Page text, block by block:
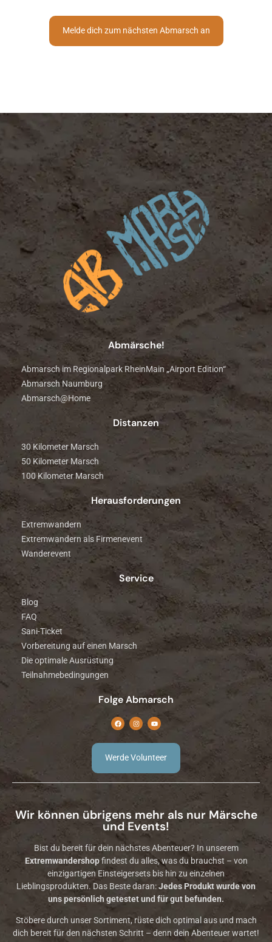
Melde dich zum nächsten Abmarsch an
Abmärsche!
Abmarsch im Regionalpark RheinMain „Airport Edition“
Abmarsch Naumburg
Abmarsch@Home
Distanzen
30 Kilometer Marsch
50 Kilometer Marsch
100 Kilometer Marsch
Herausforderungen
Extremwandern
Extremwandern als Firmenevent
Wanderevent
Service
Blog
FAQ
Sani-Ticket
Vorbereitung auf einen Marsch
Die optimale Ausrüstung
Teilnahmebedingungen
Folge Abmarsch
Werde Volunteer
Wir können übrigens mehr als nur Märsche
und Events!
Bist du bereit für dein nächstes Abenteuer? In unserem
Extremwandershopfindest du alles, was du brauchst – von
einzigartigen Einsteigersets bis hin zu einzelnen
Lieblingsprodukten. Das Beste daran:Jedes Produkt wurde von
uns persönlich getestet und für gut befunden.
Stöbere durch unser Sortiment, rüste dich optimal aus und mach
dich bereit für den nächsten Schritt – denn dein Abenteuer wartet!